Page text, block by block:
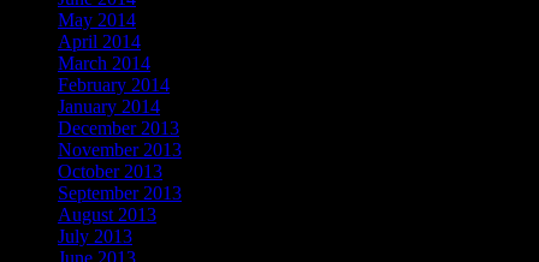
May 2014
April 2014
March 2014
February 2014
January 2014
December 2013
November 2013
October 2013
September 2013
August 2013
July 2013